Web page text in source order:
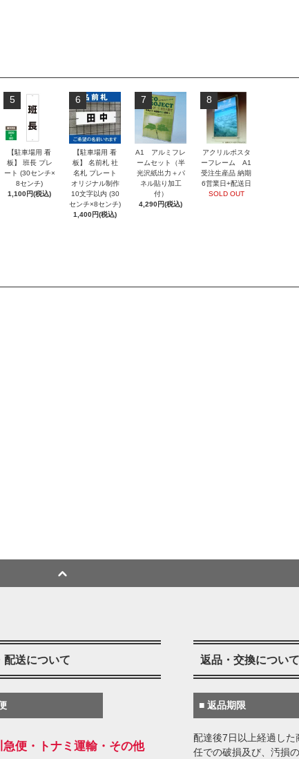
5
【駐車場用 看
板】 班長 プレ
ート (30センチ×
8センチ)
1,100円(税込)
6
【駐車場用 看
板】 名前札 社
名札 プレート
オリジナル制作
10文字以内 (30
センチ×8センチ)
1,400円(税込)
7
A1 アルミフレ
ームセット（半
光沢紙出力＋パ
ネル貼り加工
付）
4,290円(税込)
8
アクリルポスタ
ーフレーム A1
受注生産品 納期
6営業日+配送日
SOLD OUT
配送について
急便・トナミ運輸・その他
返品・交換について
■ 返品期限
配達後7日以上経過し
任での破損及び、汚損